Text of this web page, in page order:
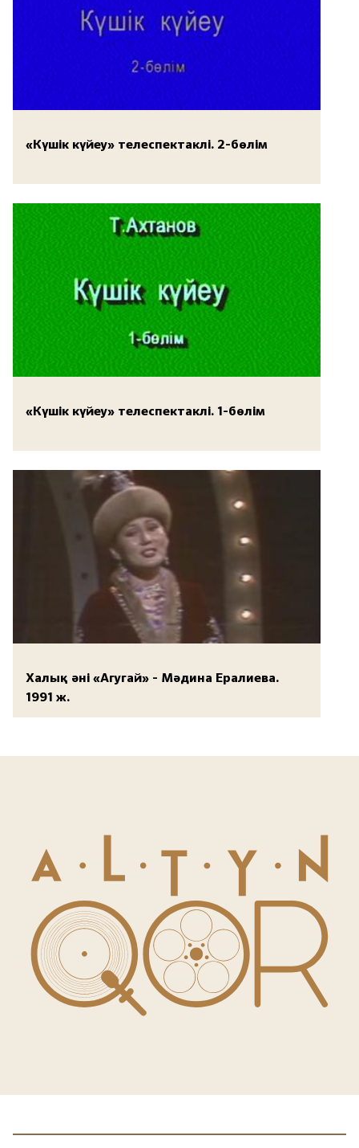
«Күшік күйеу» телеспектаклі. 2-бөлім
«Күшік күйеу» телеспектаклі. 1-бөлім
Халық әні «Агугай» - Мәдина Ералиева.
1991 ж.